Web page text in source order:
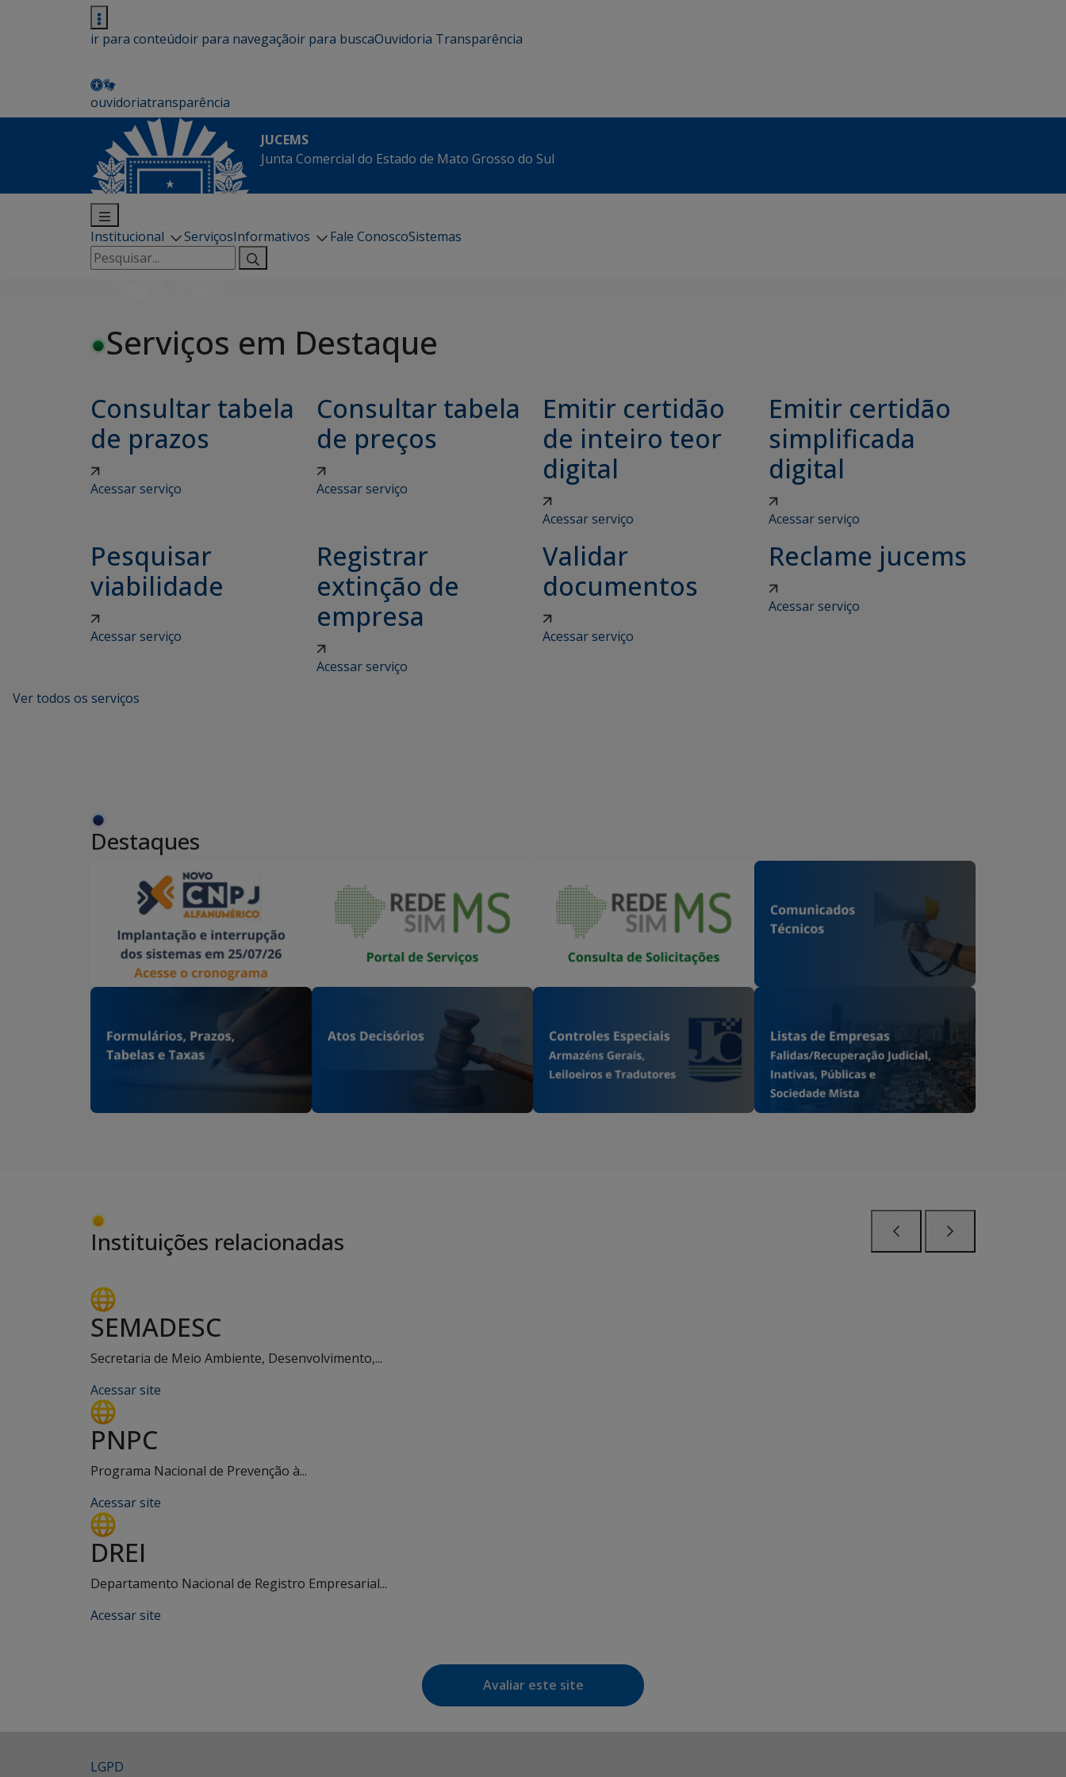
ir para conteúdoir para navegaçãoir para buscaOuvidoria Transparência
ouvidoriatransparência
JUCEMS
Junta Comercial do Estado de Mato Grosso do Sul
Institucional ServiçosInformativos Fale ConoscoSistemas
Pesquisar
por:
Serviços em Destaque
Consultar tabela
de prazos
Acessar serviço
Consultar tabela
de preços
Acessar serviço
Emitir certidão
de inteiro teor
digital
Acessar serviço
Emitir certidão
simplificada
digital
Acessar serviço
Pesquisar
viabilidade
Acessar serviço
Registrar
extinção de
empresa
Acessar serviço
Validar
documentos
Acessar serviço
Reclame jucems
Acessar serviço
Ver todos os serviços
Destaques
Instituições relacionadas
SEMADESC
Secretaria de Meio Ambiente, Desenvolvimento,...
Acessar site
PNPC
Programa Nacional de Prevenção à...
Acessar site
DREI
Departamento Nacional de Registro Empresarial...
Acessar site
Avaliar este site
LGPD